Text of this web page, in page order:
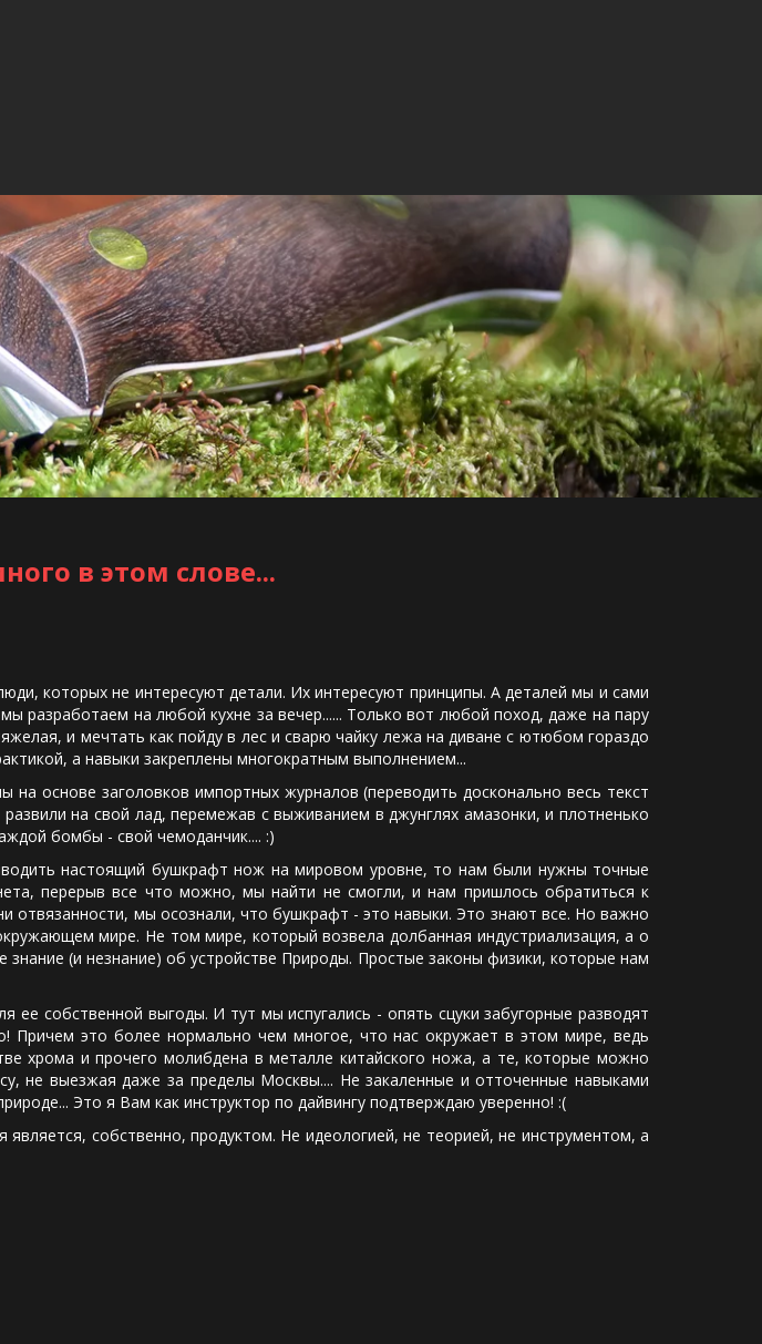
в этом слове...
которых не интересуют детали. Их интересуют принципы. А деталей мы и сами
разработаем на любой кухне за вечер...... Только вот любой поход, даже на пару
и мечтать как пойду в лес и сварю чайку лежа на диване с ютюбом гораздо
а навыки закреплены многократным выполнением...
основе заголовков импортных журналов (переводить досконально весь текст
на свой лад, перемежав с выживанием в джунглях амазонки, и плотненько
бомбы - свой чемоданчик.... :)
настоящий бушкрафт нож на мировом уровне, то нам были нужны точные
перерыв все что можно, мы найти не смогли, и нам пришлось обратиться к
отвязанности, мы осознали, что бушкрафт - это навыки. Это знают все. Но важно
мире. Не том мире, который возвела долбанная индустриализация, а о
(и незнание) об устройстве Природы. Простые законы физики, которые нам
собственной выгоды. И тут мы испугались - опять сцуки забугорные разводят
Причем это более нормально чем многое, что нас окружает в этом мире, ведь
хрома и прочего молибдена в металле китайского ножа, а те, которые можно
не выезжая даже за пределы Москвы.... Не закаленные и отточенные навыками
Это я Вам как инструктор по дайвингу подтверждаю уверенно! :(
собственно, продуктом. Не идеологией, не теорией, не инструментом, а